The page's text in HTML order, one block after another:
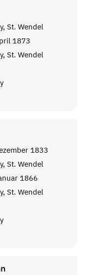
St. Wendel
1873
St. Wendel
1833
St. Wendel
1866
St. Wendel